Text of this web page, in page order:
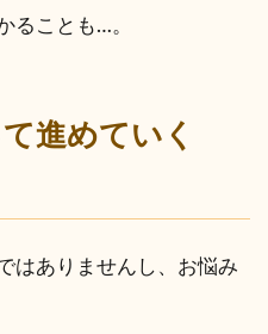
ることも…。
進めていく
はありませんし、お悩み